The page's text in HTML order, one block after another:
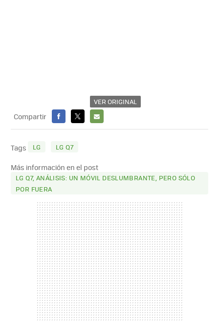
VER ORIGINAL
Compartir
FACEBOOK
X
E-
Tags LG LG Q7
Más información en el post
LG Q7, ANÁLISIS: UN MÓVIL DESLUMBRANTE, PERO SÓLO
POR FUERA